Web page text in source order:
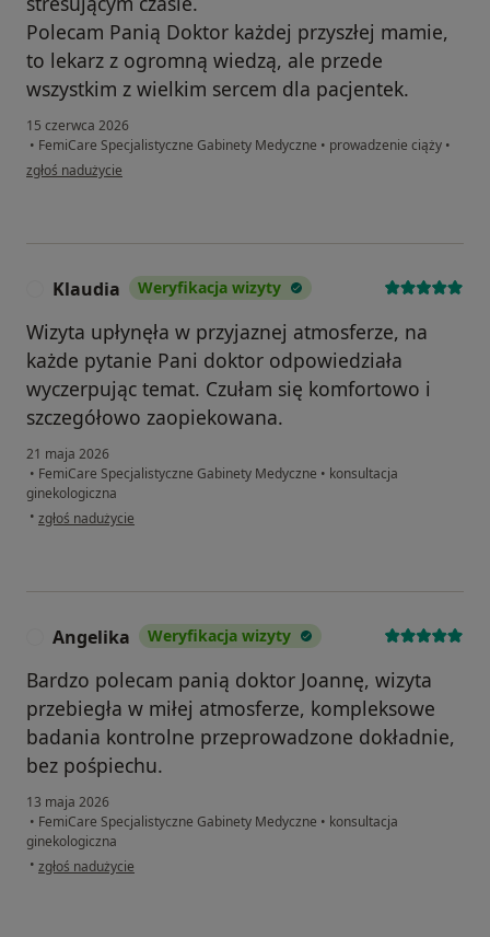
Polecam Panią Doktor każdej przyszłej mamie,
to lekarz z ogromną wiedzą, ale przede
wszystkim z wielkim sercem dla pacjentek.
15 czerwca 2026
• FemiCare Specjalistyczne Gabinety Medyczne • prowadzenie ciąży •
w opinii użytkownika Agata
zgłoś nadużycie
Klaudia Weryfikacja wizyty
Wizyta upłynęła w przyjaznej atmosferze, na
każde pytanie Pani doktor odpowiedziała
wyczerpując temat. Czułam się komfortowo i
szczegółowo zaopiekowana.
21 maja 2026
• FemiCare Specjalistyczne Gabinety Medyczne • konsultacja
ginekologiczna
• w opinii użytkownika Klaudia
zgłoś nadużycie
Angelika Weryfikacja wizyty
Bardzo polecam panią doktor Joannę, wizyta
przebiegła w miłej atmosferze, kompleksowe
badania kontrolne przeprowadzone dokładnie,
bez pośpiechu.
13 maja 2026
• FemiCare Specjalistyczne Gabinety Medyczne • konsultacja
ginekologiczna
• w opinii użytkownika Angelika
zgłoś nadużycie